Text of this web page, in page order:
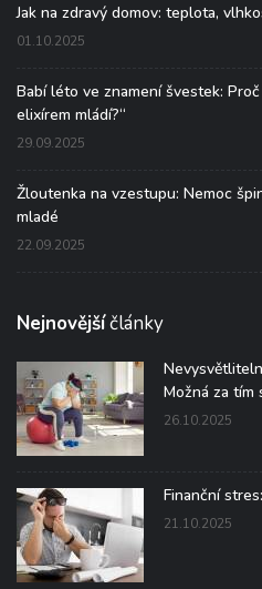
Jak na zdravý domov: teplota,
01.10.2025
Babí léto ve znamení švestek:
elixírem mládí?“
29.09.2025
Žloutenka na vzestupu: Nemoc
mladé
22.09.2025
Nejnovějšíčlánky
Možná za tím
26.10.2025
Finanční
21.10.2025